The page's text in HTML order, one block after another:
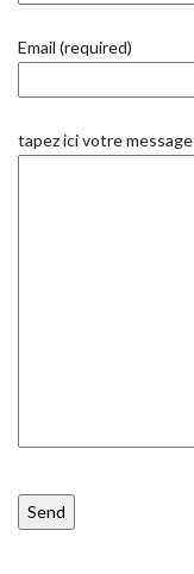
Email (required)
tapez ici votre message